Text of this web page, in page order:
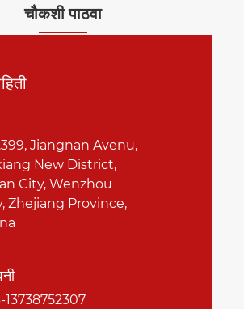
चौकशी पाठवा
Jiangnan Avenu,
New District,
City, Wenzhou
Zhejiang Province,
13738752307